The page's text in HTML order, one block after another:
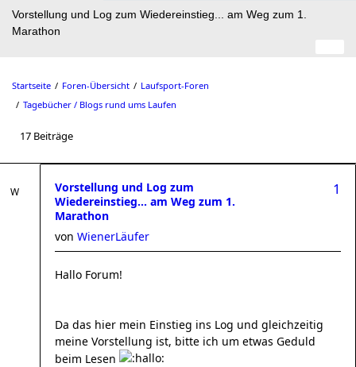
Vorstellung und Log zum Wiedereinstieg... am Weg zum 1.
Marathon
Startseite Foren-Übersicht
Laufsport-Foren
Tagebücher / Blogs rund ums Laufen
17 Beiträge
Vorstellung und Log zum
Wiedereinstieg... am Weg zum 1.
Marathon
1
von WienerLäufer
Hallo Forum!
Da das hier mein Einstieg ins Log und gleichzeitig
meine Vorstellung ist, bitte ich um etwas Geduld
beim Lesen